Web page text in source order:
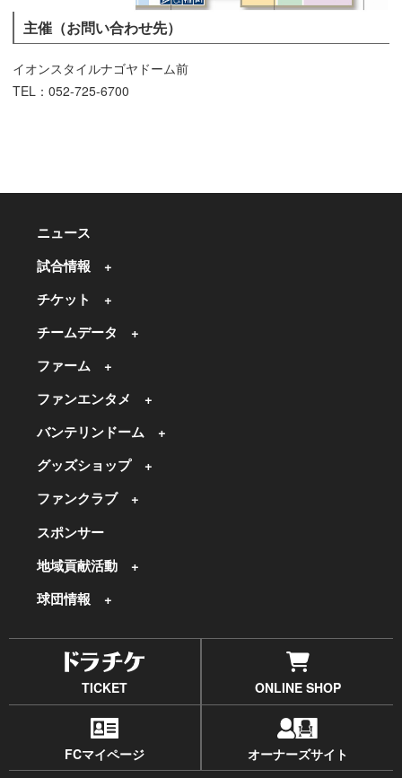
主催（お問い合わせ先）
イオンスタイルナゴヤドーム前
TEL：052-725-6700
ニュース
試合情報
チケット
チームデータ
ファーム
ファンエンタメ
バンテリンドーム
グッズショップ
ファンクラブ
スポンサー
地域貢献活動
球団情報
TICKET ONLINE SHOP
FCマイページ オーナーズサイト